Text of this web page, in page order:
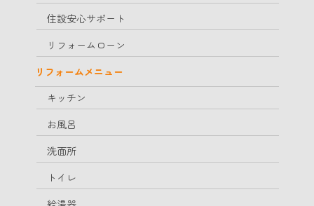
住設安心サポート
リフォームローン
リフォームメニュー
キッチン
お風呂
洗面所
トイレ